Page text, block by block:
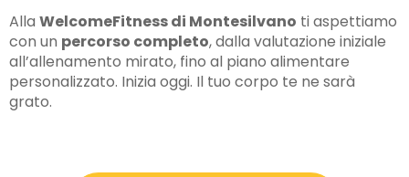
Alla WelcomeFitness di Montesilvano ti aspettiamo
con un percorso completo, dalla valutazione iniziale
all’allenamento mirato, fino al piano alimentare
personalizzato. Inizia oggi. Il tuo corpo te ne sarà
grato.